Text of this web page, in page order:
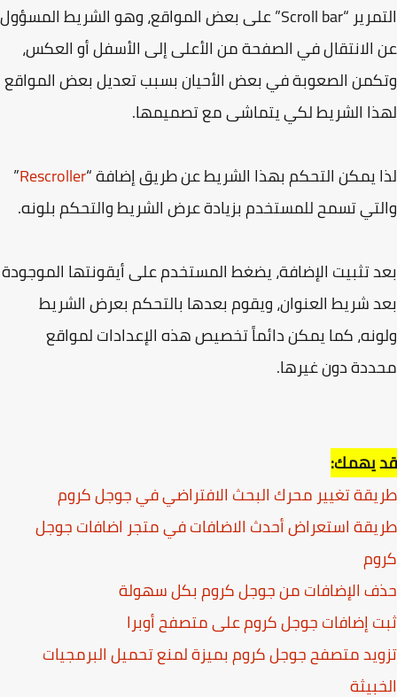
التمرير “Scroll bar” على بعض المواقع، وهو الشريط المسؤول
في الصفحة من الأعلى إلى الأسفل أو العكس،
الصعوبة في بعض الأحيان بسبب تعديل بعض المواقع
الشريط لكي يتماشى مع تصميمها.
يمكن التحكم بهذا الشريط عن طريق إضافة “Rescroller
”
تسمح للمستخدم بزيادة عرض الشريط والتحكم بلونه.
تثبيت الإضافة، يضغط المستخدم على أيقونتها الموجودة
شريط العنوان، ويقوم بعدها بالتحكم بعرض الشريط
كما يمكن دائماً تخصيص هذه الإعدادات لمواقع
دون غيرها.
يهمك:
تغيير محرك البحث الافتراضي في جوجل كروم
استعراض أحدث الاضافات في متجر اضافات جوجل
الإضافات من جوجل كروم بكل سهولة
إضافات جوجل كروم على متصفح أوبرا
متصفح جوجل كروم بميزة لمنع تحميل البرمجيات